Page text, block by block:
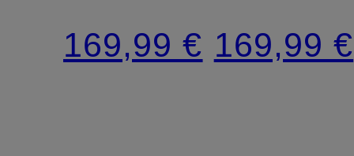
YOANA
169,99 € 169,99 €